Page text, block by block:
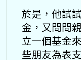
於是，他試
金，又問問
立一個基金
些朋友為表